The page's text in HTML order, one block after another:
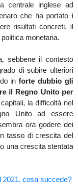
centrale inglese ad
che ha portato i
risultati concreti, il
monetaria.
sebbene il contesto
di subire ulteriori
in forte dubbio gli
il Regno Unito per
la difficoltà nel
Unito ad essere
ora godere dei
tasso di crescita del
una crescita stentata